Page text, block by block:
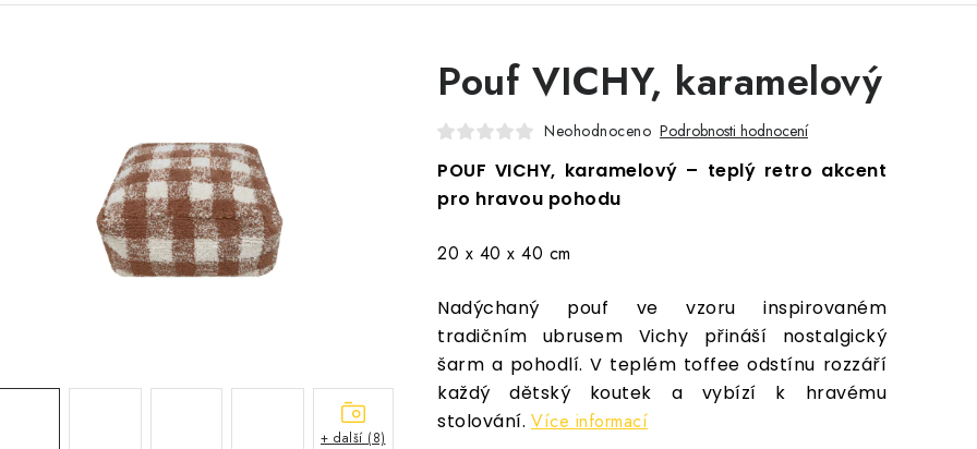
Pouf VICHY, karamelový
Neohodnoceno Podrobnosti hodnocení
POUF VICHY, karamelový – teplý retro akcent
pro hravou pohodu
20 x 40 x 40 cm
Nadýchaný pouf ve vzoru inspirovaném
tradičním ubrusem Vichy přináší nostalgický
šarm a pohodlí. V teplém toffee odstínu rozzáří
každý dětský koutek a vybízí k hravému
stolování. Více informací
+ další (8)